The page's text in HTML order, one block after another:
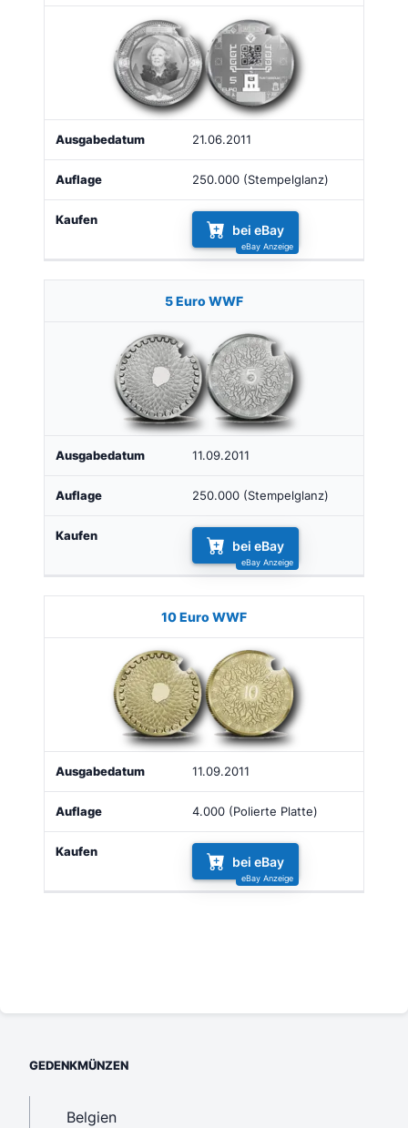
21.06.2011
250.000 (Stempelglanz)
bei eBay
5 Euro WWF
11.09.2011
250.000 (Stempelglanz)
bei eBay
10 Euro WWF
11.09.2011
4.000 (Polierte Platte)
bei eBay
GEDENKMÜNZEN
Belgien